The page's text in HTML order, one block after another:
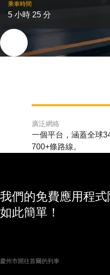
乘車時間
5 小時 25 分
廣泛網絡
一個平台，涵蓋全球
700+條路線。
我們的免費應用程
如此簡單！
慶州市開往首爾的列車